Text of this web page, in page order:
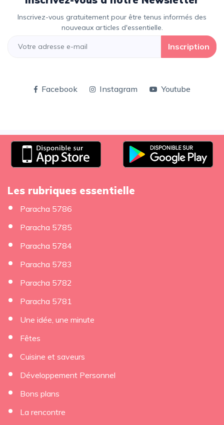
Inscrivez-vous gratuitement pour être tenus informés des
nouveaux articles d'essentielle.
Inscription
Facebook Instagram Youtube
Les rubriques essentielle
Paracha 5786
Paracha 5785
Paracha 5784
Paracha 5783
Paracha 5782
Paracha 5781
Une idée, une minute
Fêtes
Cuisine et saveurs
Développement Personnel
Bons plans
La rencontre